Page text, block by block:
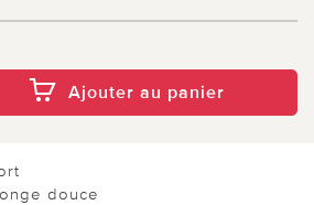
Ajouter au panier
douce